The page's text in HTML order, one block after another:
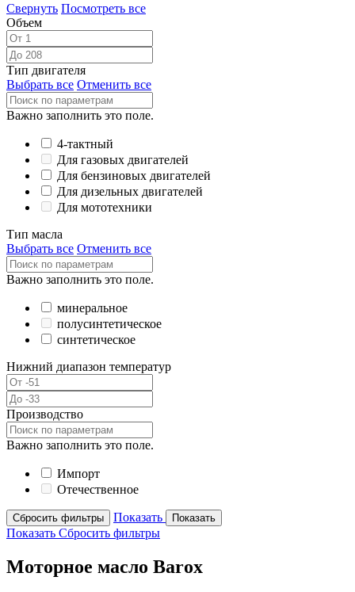
Свернуть Посмотреть все
Объем
Тип двигателя
Выбрать все Отменить все
Важно заполнить это поле.
4-тактный
Для газовых двигателей
Для бензиновых двигателей
Для дизельных двигателей
Для мототехники
Тип масла
Выбрать все Отменить все
Важно заполнить это поле.
минеральное
полусинтетическое
синтетическое
Нижний диапазон температур
Производство
Важно заполнить это поле.
Импорт
Отечественное
Сбросить фильтры Показать Показать
Показать Сбросить фильтры
Моторное масло Barox